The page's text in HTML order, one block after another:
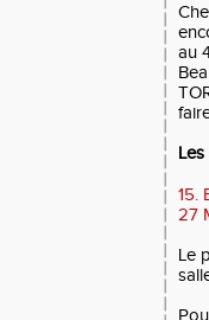
au
15.
27
Le